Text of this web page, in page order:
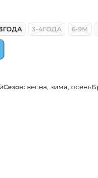
3-4ГОДА 6-9М
Сезон: весна, зима, осень